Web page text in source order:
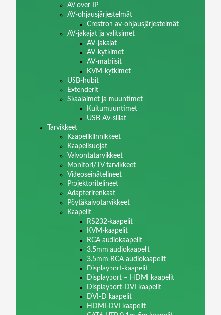
AV over IP
AV-ohjausjärjestelmät
Crestron av-ohjausjärjestelmät
AV-jakajat ja valitsimet
AV-jakajat
AV-kytkimet
AV-matriisit
KVM-kytkimet
USB-hubit
Extenderit
Skaalaimet ja muuntimet
Kuitumuuntimet
USB AV-sillat
Tarvikkeet
Kaapelikiinnikkeet
Kaapelisuojat
Valvontatarvikkeet
Monitori/TV tarvikkeet
Videoseinätelineet
Projektoritelineet
Adapterirenkaat
Pöytäkaivotarvikkeet
Kaapelit
RS232-kaapelit
KVM-kaapelit
RCA audiokaapelit
3.5mm audiokaapelit
3.5mm-RCA audiokaapelit
Displayport-kaapelit
Displayport – HDMI kaapelit
Displayport-DVI kaapelit
DVI-D kaapelit
HDMI-DVI kaapelit